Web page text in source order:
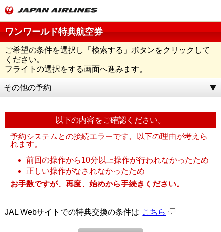
ワンワールド特典航空券
ご希望の条件を選択し「 検索する 」ボタンをクリックして
ください。
フライトの選択をする画面へ進みます。
その他の予約
以下の内容をご確認ください。
予約システムとの接続エラーです。以下の理由が考えら
れます。
前回の操作から10分以上操作が行われなかったため
正しい操作がなされなかったため
お手数ですが、再度、始めから手続きください。
JAL Webサイトでの特典交換の条件は こちら